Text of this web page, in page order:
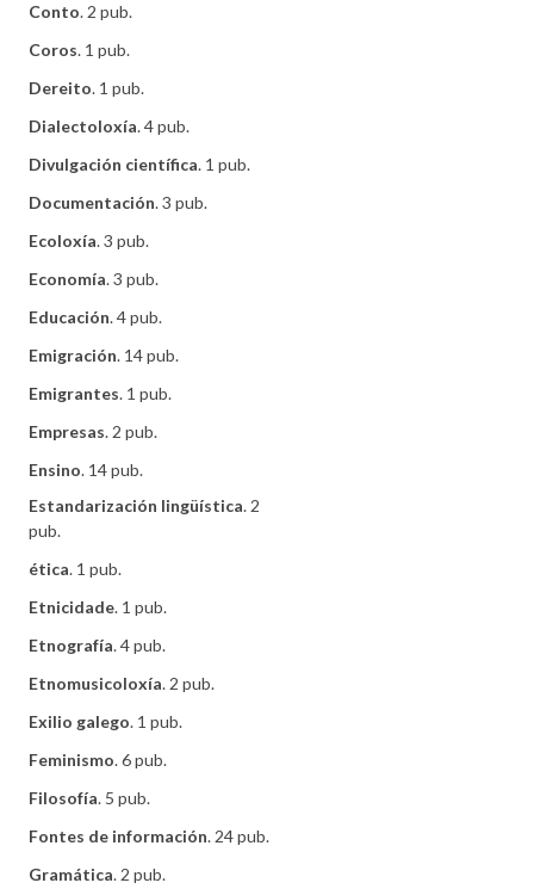
Conto. 2 pub.
Coros. 1 pub.
Dereito. 1 pub.
Dialectoloxía. 4 pub.
Divulgación científica. 1 pub.
Documentación. 3 pub.
Ecoloxía. 3 pub.
Economía. 3 pub.
Educación. 4 pub.
Emigración. 14 pub.
Emigrantes. 1 pub.
Empresas. 2 pub.
Ensino. 14 pub.
Estandarización lingüística. 2
pub.
ética. 1 pub.
Etnicidade. 1 pub.
Etnografía. 4 pub.
Etnomusicoloxía. 2 pub.
Exilio galego. 1 pub.
Feminismo. 6 pub.
Filosofía. 5 pub.
Fontes de información. 24 pub.
Gramática. 2 pub.